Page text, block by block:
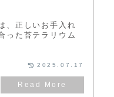
、正しいお手入れ
った苔テラリウム
2025.07.17